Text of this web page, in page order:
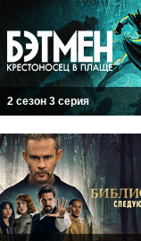
2 сезон 3 серия